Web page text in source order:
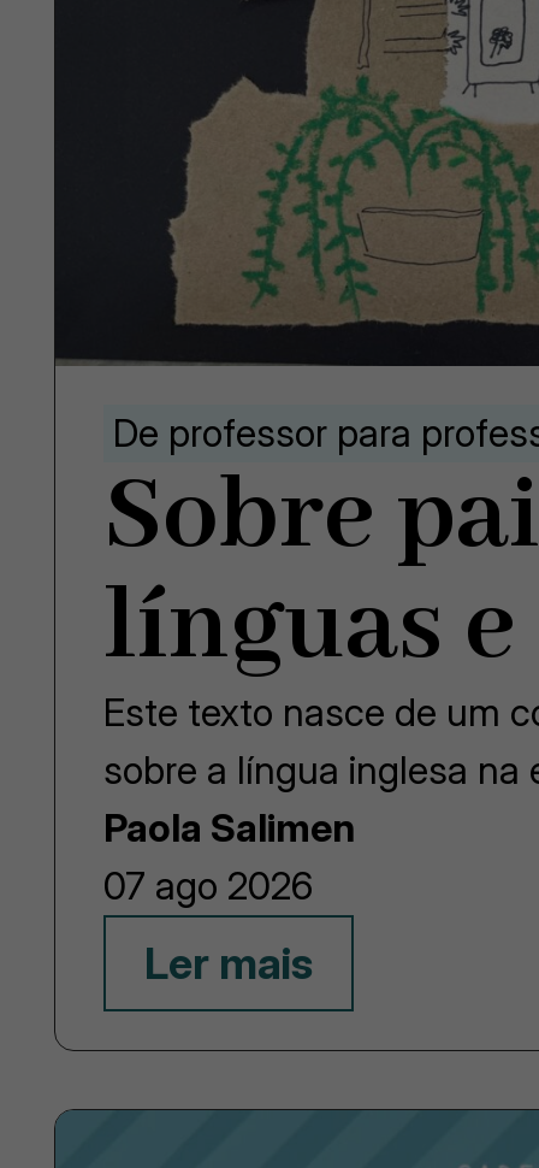
De professor para
Sobre
línguas
Este texto nasce de um
sobre a língua inglesa na
Paola Salimen
07 ago 2026
Ler mais